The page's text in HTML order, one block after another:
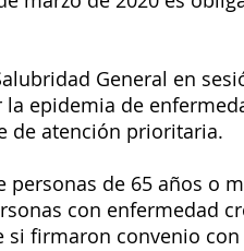
General en
epidemia de
de atención prioritaria.
personas de 65 años o
con enfermedad
si firmaron convenio